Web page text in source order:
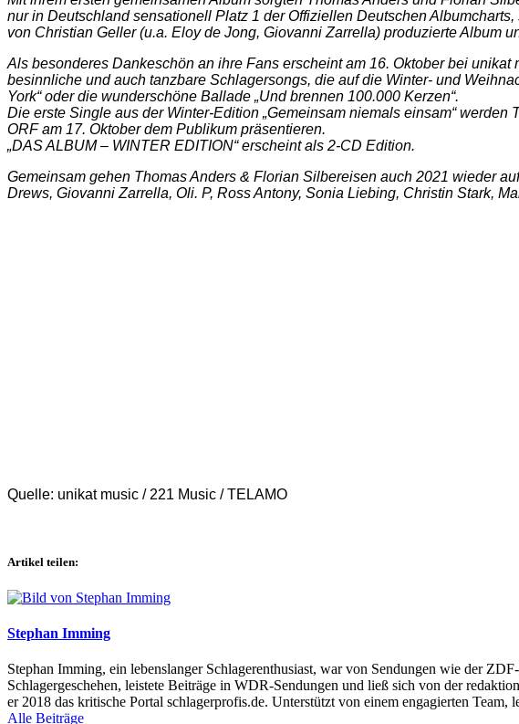
nur in Deutschland sensationell Platz 1 der Offiziellen Deutschen
von Christian Geller (u.a. Eloy de Jong, Giovanni Zarrella) produzierte Album
Als besonderes Dankeschön an ihre Fans erscheint am 16. Oktober bei
besinnliche und auch tanzbare Schlagersongs, die auf die Winter- und
York“ oder die wunderschöne Ballade „Und brennen 100.000 Kerzen“.
Die erste Single aus der Winter-Edition „Gemeinsam niemals einsam“
ORF am 17. Oktober dem Publikum präsentieren.
„DAS ALBUM – WINTER EDITION“ erscheint als 2-CD Edition.
Gemeinsam gehen Thomas Anders & Florian Silbereisen auch 2021 wieder
Drews, Giovanni Zarrella, Oli. P, Ross Antony, Sonia Liebing, Christin Stark,
Quelle: unikat music / 221 Music / TELAMO
Artikel teilen:
Stephan Imming
Stephan Imming, ein lebenslanger Schlagerenthusiast, war von Sendungen wie der
Schlagergeschehen, leistete Beiträge in WDR-Sendungen und ließ sich von der
er 2018 das kritische Portal schlagerprofis.de. Unterstützt von einem engagierten Team,
Alle Beiträge